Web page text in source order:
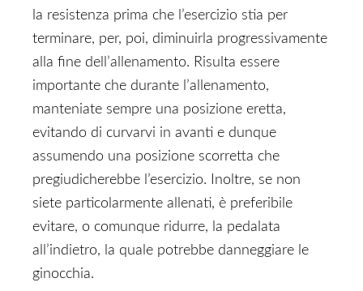
la resistenza prima che l’esercizio stia per
terminare, per, poi, diminuirla progressivamente
alla fine dell’allenamento. Risulta essere
importante che durante l’allenamento,
manteniate sempre una posizione eretta,
evitando di curvarvi in avanti e dunque
assumendo una posizione scorretta che
pregiudicherebbe l’esercizio. Inoltre, se non
siete particolarmente allenati, è preferibile
evitare, o comunque ridurre, la pedalata
all’indietro, la quale potrebbe danneggiare le
ginocchia.